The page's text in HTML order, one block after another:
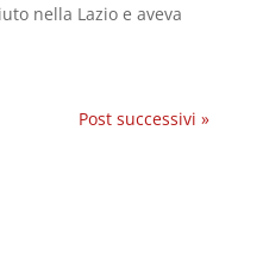
nella Lazio e aveva
Post successivi »